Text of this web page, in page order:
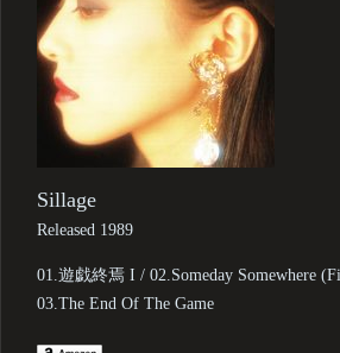
Sillage
Released 1989
01.遊戯終焉 I / 02.Someday Somewhere
03.The End Of The Game